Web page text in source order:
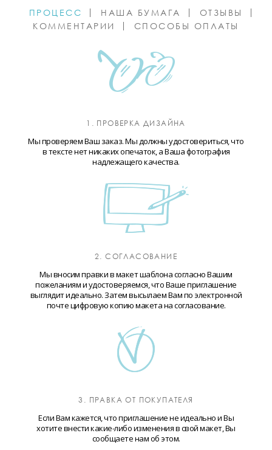
ПРОЦЕСС НАША БУМАГА
ОТЗЫВЫ
КОММЕНТАРИИ
СПОСОБЫ ОПЛАТЫ
1. ПРОВЕРКА ДИЗАЙНА
Мы проверяем Ваш заказ. Мы должны удостовериться, что
в тексте нет никаких опечаток, а Ваша фотография
надлежащего качества.
2. СОГЛАСОВАНИЕ
Мы вносим правки в макет шаблона согласно Вашим
пожеланиям и удостоверяемся, что Ваше приглашение
выглядит идеально. Затем высылаем Вам по электронной
почте цифровую копию макета на согласование.
3. ПРАВКА ОТ ПОКУПАТЕЛЯ
Если Вам кажется, что приглашение не идеально и Вы
хотите внести какие-либо изменения в свой макет, Вы
сообщаете нам об этом.